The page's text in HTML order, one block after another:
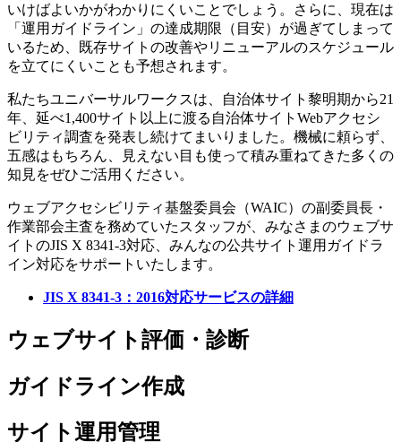
いけばよいかがわかりにくいことでしょう。さらに、現在は
「運用ガイドライン」の達成期限（目安）が過ぎてしまって
いるため、既存サイトの改善やリニューアルのスケジュール
を立てにくいことも予想されます。
私たちユニバーサルワークスは、自治体サイト黎明期から21
年、延べ1,400サイト以上に渡る自治体サイトWebアクセシ
ビリティ調査を発表し続けてまいりました。機械に頼らず、
五感はもちろん、見えない目も使って積み重ねてきた多くの
知見をぜひご活用ください。
ウェブアクセシビリティ基盤委員会（WAIC）の副委員長・
作業部会主査を務めていたスタッフが、みなさまのウェブサ
イトのJIS X 8341-3対応、みんなの公共サイト運用ガイドラ
イン対応をサポートいたします。
JIS X 8341-3：2016対応サービスの詳細
ウェブサイト評価・診断
ガイドライン作成
サイト運用管理